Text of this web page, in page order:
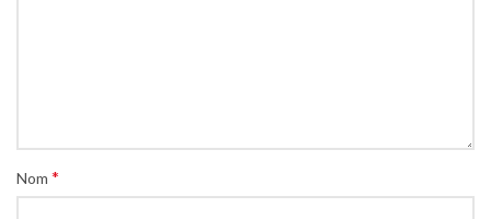
Nom *